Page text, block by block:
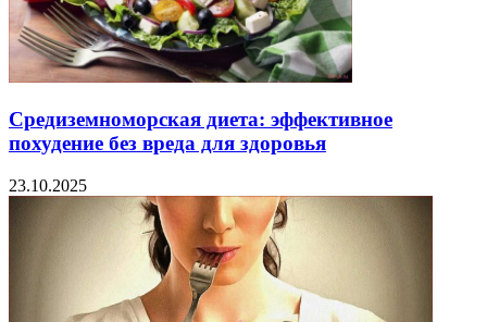
Средиземноморская диета: эффективное
похудение без вреда для здоровья
23.10.2025